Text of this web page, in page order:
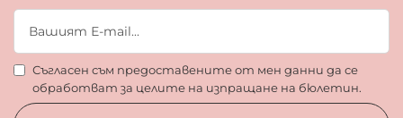
Съгласен съм предоставените от мен данни да се
обработват за целите на изпращане на бюлетин.